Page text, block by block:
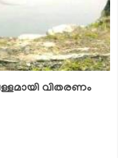
വിതരണം